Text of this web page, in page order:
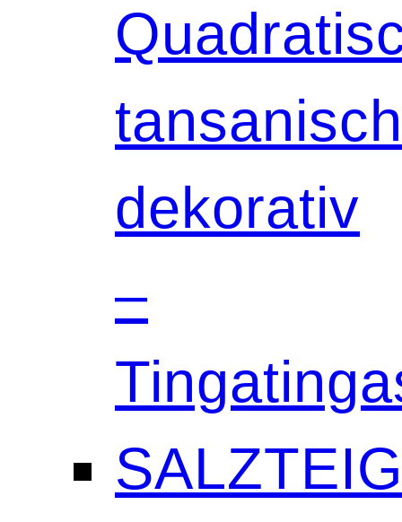
dekorativ
–